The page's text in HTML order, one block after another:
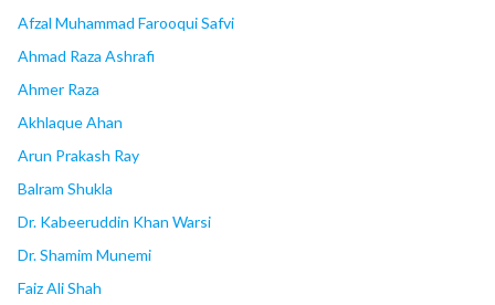
Afzal Muhammad Farooqui Safvi
Ahmad Raza Ashrafi
Ahmer Raza
Akhlaque Ahan
Arun Prakash Ray
Balram Shukla
Dr. Kabeeruddin Khan Warsi
Dr. Shamim Munemi
Faiz Ali Shah